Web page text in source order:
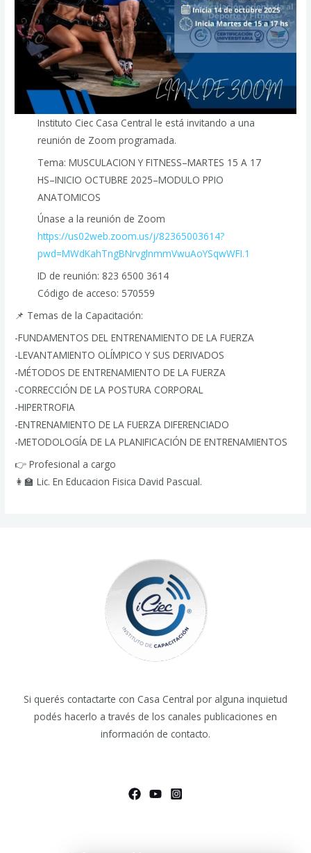
Instituto Ciec Casa Central le está invitando a una
reunión de Zoom programada.
Tema: MUSCULACION Y FITNESS–MARTES 15 A 17
HS–INICIO OCTUBRE 2025–MODULO PPIO
ANATOMICOS
Únase a la reunión de Zoom
https://us02web.zoom.us/j/82365003614?
pwd=MWdKahTngBNrvglnmmVwuAoYSqwWFI.1
ID de reunión: 823 6500 3614
Código de acceso: 570559
📌 Temas de la Capacitación:
-FUNDAMENTOS DEL ENTRENAMIENTO DE LA FUERZA
-LEVANTAMIENTO OLÍMPICO Y SUS DERIVADOS
-MÉTODOS DE ENTRENAMIENTO DE LA FUERZA
-CORRECCIÓN DE LA POSTURA CORPORAL
-HIPERTROFIA
-ENTRENAMIENTO DE LA FUERZA DIFERENCIADO
-METODOLOGÍA DE LA PLANIFICACIÓN DE ENTRENAMIENTOS
👉 Profesional a cargo
👩‍🏫 Lic. En Educacion Fisica David Pascual.
Si querés contactarte con Casa Central por alguna inquietud
podés hacerlo a través de los canales publicaciones en
información de contacto.